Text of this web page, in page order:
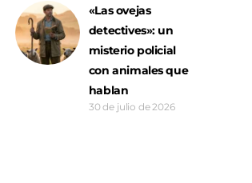
«Las ovejas
detectives»: un
misterio policial
con animales que
hablan
30 de julio de 2026